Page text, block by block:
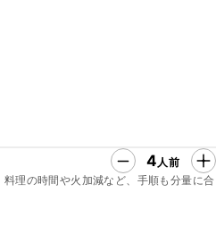
4人前
理の時間や火加減など、手順も分量に合